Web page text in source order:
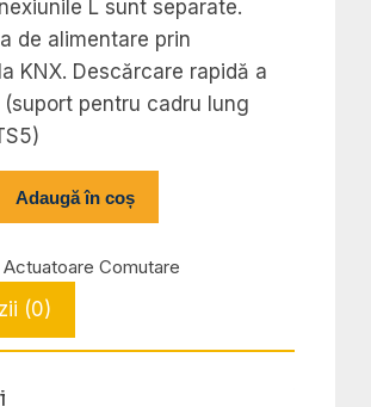
L sunt separate.
de alimentare prin
KNX. Descărcare rapidă a
pentru cadru lung
Adaugă în coș
Actuatoare Comutare
(0)